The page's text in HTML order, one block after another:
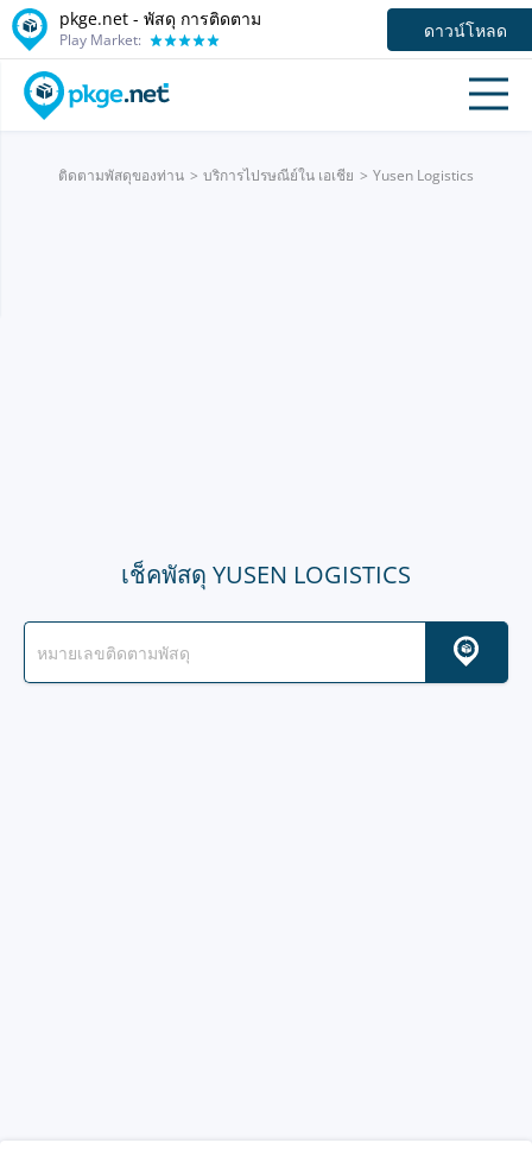
pkge.net - พัสดุ การติดตาม
Play Market: ดาวน์โหลด
ติดตามพัสดุของท่าน บริการไปรษณีย์ใน เอเชีย Yusen Logistics
เช็คพัสดุ YUSEN LOGISTICS